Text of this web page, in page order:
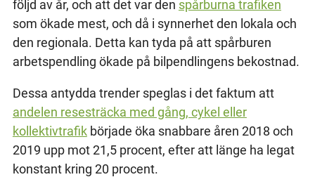
följd av år, och att det var den spårburna trafiken
som ökade mest, och då i synnerhet den lokala och
den regionala. Detta kan tyda på att spårburen
arbetspendling ökade på bilpendlingens bekostnad.
Dessa antydda trender speglas i det faktum att
andelen resesträcka med gång, cykel eller
kollektivtrafikbörjade öka snabbare åren 2018 och
2019 upp mot 21,5 procent, efter att länge ha legat
konstant kring 20 procent.